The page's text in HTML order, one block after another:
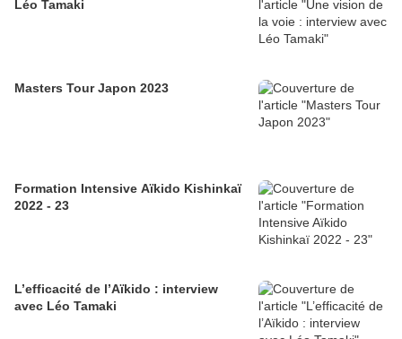
Léo Tamaki
Masters Tour Japon 2023
Formation Intensive Aïkido Kishinkaï
2022 - 23
L’efficacité de l’Aïkido : interview
avec Léo Tamaki